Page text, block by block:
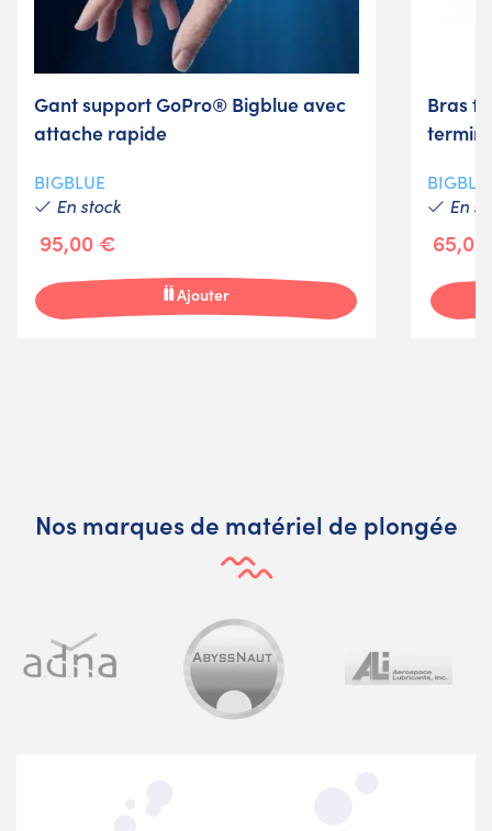
Gant support GoPro® Bigblue avec
attache rapide
BIGBLUE
En stock
95,00 €
Ajouter
Bras
En
Nos marques de matériel de plongée